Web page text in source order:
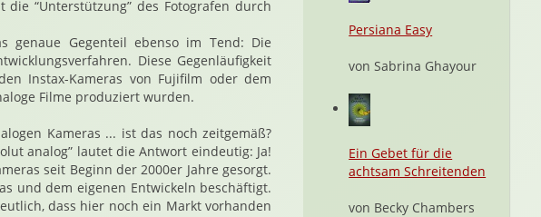
“Unterstützung” des Fotografen durch
genaue Gegenteil ebenso im Tend: Die
Diese Gegenläufigkeit
Instax-Kameras von Fujifilm oder dem
Filme produziert wurden.
Kameras ... ist das noch zeitgemäß?
analog” lautet die Antwort eindeutig: Ja!
seit Beginn der 2000er Jahre gesorgt.
und dem eigenen Entwickeln beschäftigt.
dass hier noch ein Markt vorhanden
Persiana Easy
von Sabrina Ghayour
Ein Gebet für die
achtsam Schreitenden
von Becky Chambers